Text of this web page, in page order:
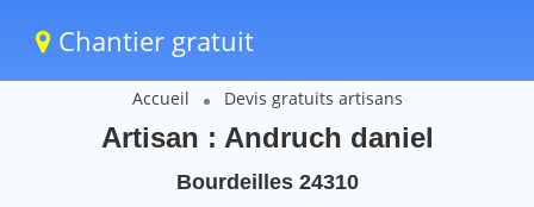
Chantier gratuit
Accueil Devis gratuits artisans
Artisan : Andruch daniel
Bourdeilles 24310